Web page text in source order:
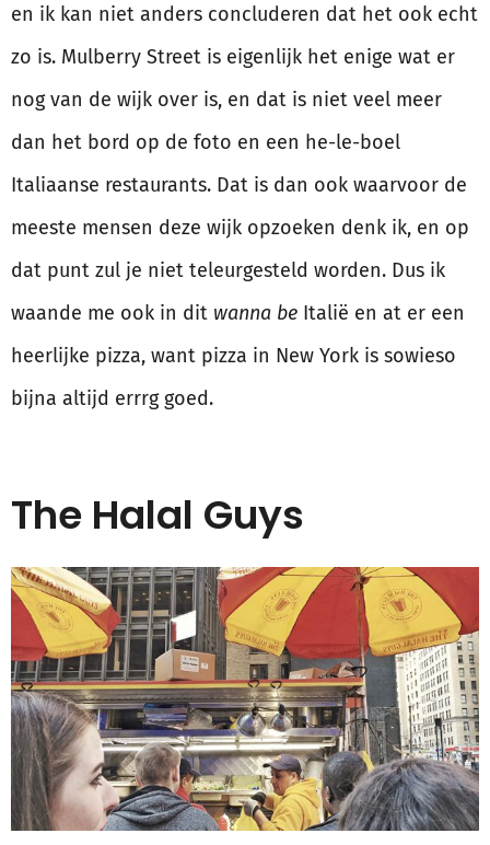
en ik kan niet anders concluderen dat het ook echt
zo is. Mulberry Street is eigenlijk het enige wat er
nog van de wijk over is, en dat is niet veel meer
dan het bord op de foto en een he-le-boel
Italiaanse restaurants. Dat is dan ook waarvoor de
meeste mensen deze wijk opzoeken denk ik, en op
dat punt zul je niet teleurgesteld worden. Dus ik
waande me ook in dit wanna be Italië en at er een
heerlijke pizza, want pizza in New York is sowieso
bijna altijd errrg goed.
The Halal Guys